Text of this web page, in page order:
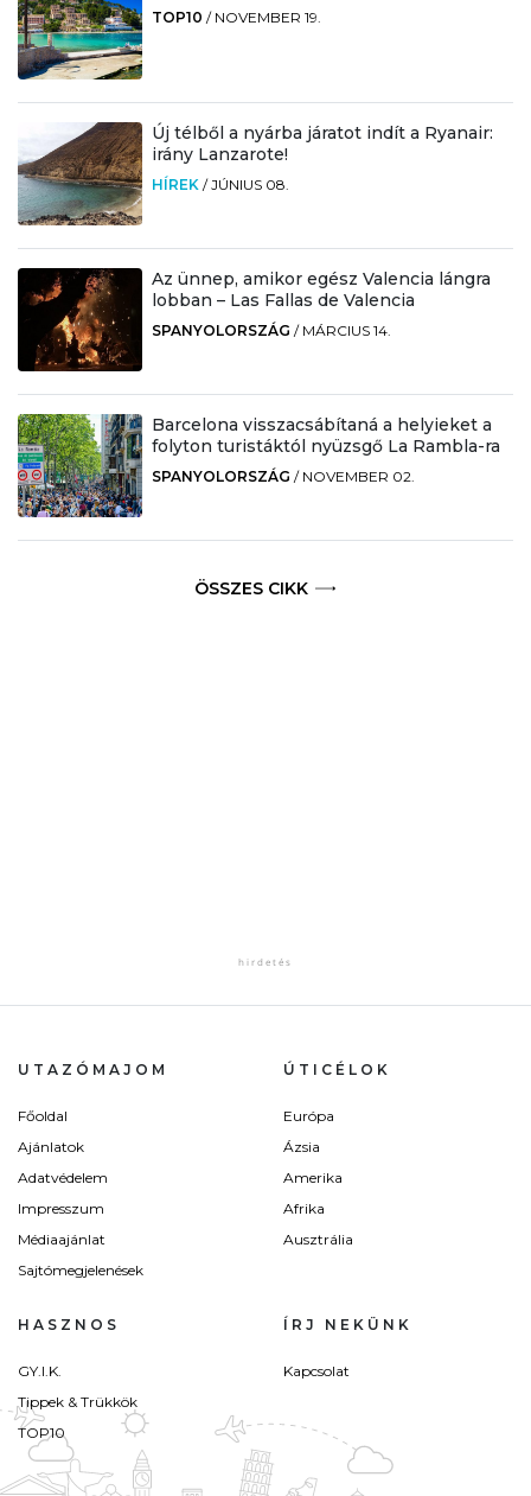
TOP10 / NOVEMBER 19.
Új télből a nyárba járatot indít a Ryanair:
irány Lanzarote!
HÍREK /JÚNIUS 08.
Az ünnep, amikor egész Valencia lángra
lobban – Las Fallas de Valencia
SPANYOLORSZÁG / MÁRCIUS 14.
Barcelona visszacsábítaná a helyieket a
folyton turistáktól nyüzsgő La Rambla-ra
SPANYOLORSZÁG / NOVEMBER 02.
ÖSSZES CIKK
UTAZÓMAJOM
Főoldal
Ajánlatok
Adatvédelem
Impresszum
Médiaajánlat
Sajtómegjelenések
ÚTICÉLOK
Európa
Ázsia
Amerika
Afrika
Ausztrália
HASZNOS
GY.I.K.
Tippek & Trükkök
TOP10
ÍRJ NEKÜNK
Kapcsolat